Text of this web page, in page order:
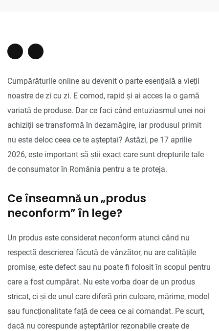
Cumpărăturile online au devenit o parte esențială a vieții
noastre de zi cu zi. E comod, rapid și ai acces la o gamă
variată de produse. Dar ce faci când entuziasmul unei noi
achiziții se transformă în dezamăgire, iar produsul primit
nu este deloc ceea ce te așteptai? Astăzi, pe 17 aprilie
2026, este important să știi exact care sunt drepturile tale
de consumator în România pentru a te proteja.
Ce înseamnă un „produs
neconform” în lege?
Un produs este considerat neconform atunci când nu
respectă descrierea făcută de vânzător, nu are calitățile
promise, este defect sau nu poate fi folosit în scopul pentru
care a fost cumpărat. Nu este vorba doar de un produs
stricat, ci și de unul care diferă prin culoare, mărime, model
sau funcționalitate față de ceea ce ai comandat. Pe scurt,
dacă nu corespunde așteptărilor rezonabile create de